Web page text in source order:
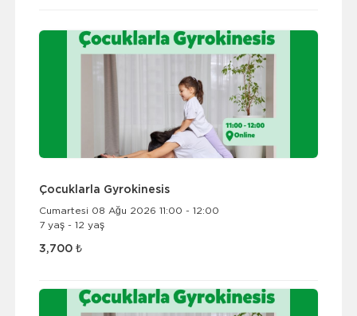
Çocuklarla Gyrokinesis
Cumartesi 08 Ağu 2026 11:00 - 12:00
7 yaş - 12 yaş
3,700 ₺